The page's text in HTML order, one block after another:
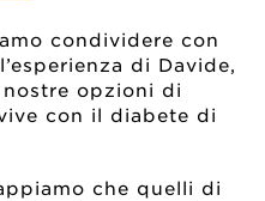
condividere con
di Davide,
opzioni di
con il diabete di
che quelli di